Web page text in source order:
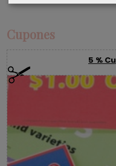
Cupones
5 %